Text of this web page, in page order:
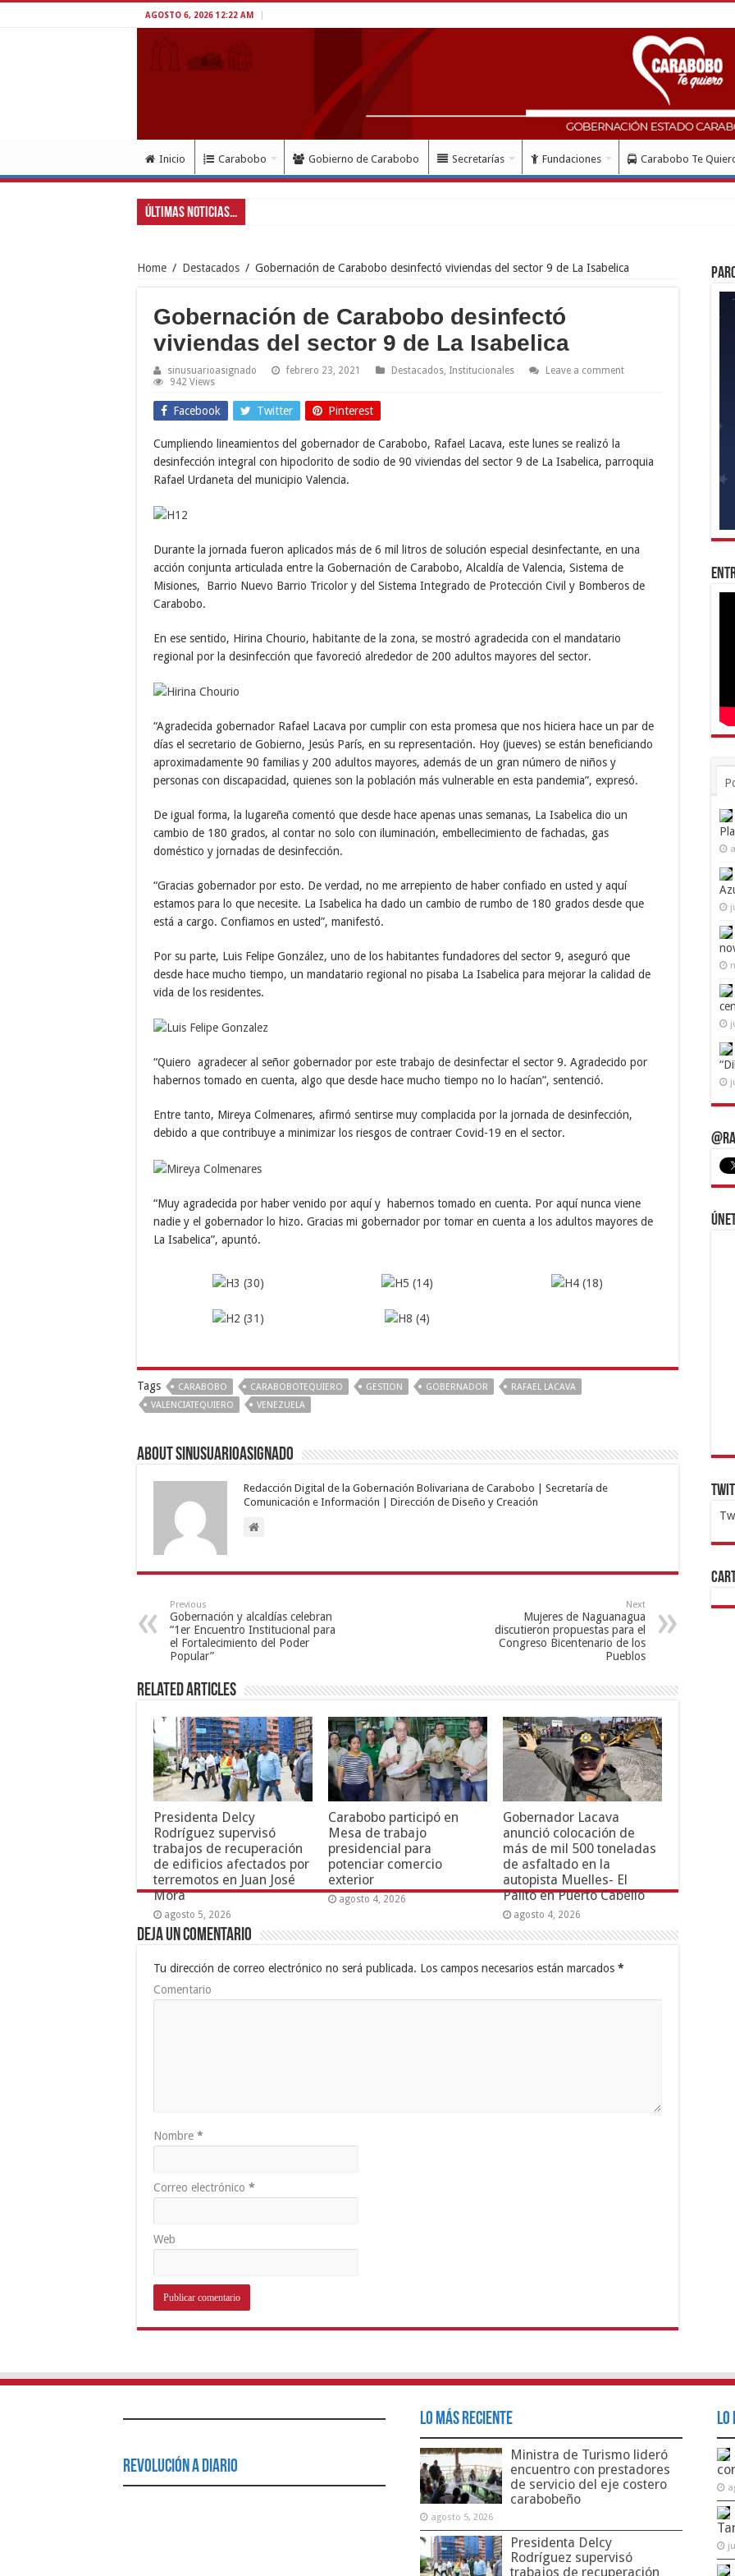
AGOSTO 6, 2026 12:22 AM
Inicio Carabobo Gobierno de Carabobo Secretarías Fundaciones Carabobo Te
Últimas Noticias...
Home / Destacados / Gobernación de Carabobo desinfectó viviendas del sector 9 de La Isabelica
Gobernación de Carabobo desinfectó
viviendas del sector 9 de La Isabelica
sinusuarioasignado febrero 23, 2021 Destacados Institucionales
Leave a comment
942 Views
Facebook Twitter Pinterest
Cumpliendo lineamientos del gobernador de Carabobo, Rafael Lacava, este lunes se realizó la
desinfección integral con hipoclorito de sodio de 90 viviendas del sector 9 de La Isabelica, parroquia
Rafael Urdaneta del municipio Valencia.
Durante la jornada fueron aplicados más de 6 mil litros de solución especial desinfectante, en una
acción conjunta articulada entre la Gobernación de Carabobo, Alcaldía de Valencia, Sistema de
Misiones, Barrio Nuevo Barrio Tricolor y del Sistema Integrado de Protección Civil y Bomberos de
Carabobo.
En ese sentido, Hirina Chourio, habitante de la zona, se mostró agradecida con el mandatario
regional por la desinfección que favoreció alrededor de 200 adultos mayores del sector.
“Agradecida gobernador Rafael Lacava por cumplir con esta promesa que nos hiciera hace un par de
días el secretario de Gobierno, Jesús París, en su representación. Hoy (jueves) se están beneficiando
aproximadamente 90 familias y 200 adultos mayores, además de un gran número de niños y
personas con discapacidad, quienes son la población más vulnerable en esta pandemia”, expresó.
De igual forma, la lugareña comentó que desde hace apenas unas semanas, La Isabelica dio un
cambio de 180 grados, al contar no solo con iluminación, embellecimiento de fachadas, gas
doméstico y jornadas de desinfección.
“Gracias gobernador por esto. De verdad, no me arrepiento de haber confiado en usted y aquí
estamos para lo que necesite. La Isabelica ha dado un cambio de rumbo de 180 grados desde que
está a cargo. Confiamos en usted”, manifestó.
Por su parte, Luis Felipe González, uno de los habitantes fundadores del sector 9, aseguró que
desde hace mucho tiempo, un mandatario regional no pisaba La Isabelica para mejorar la calidad de
vida de los residentes.
“Quiero agradecer al señor gobernador por este trabajo de desinfectar el sector 9. Agradecido por
habernos tomado en cuenta, algo que desde hace mucho tiempo no lo hacían”, sentenció.
Entre tanto, Mireya Colmenares, afirmó sentirse muy complacida por la jornada de desinfección,
debido a que contribuye a minimizar los riesgos de contraer Covid-19 en el sector.
“Muy agradecida por haber venido por aquí y habernos tomado en cuenta. Por aquí nunca viene
nadie y el gobernador lo hizo. Gracias mi gobernador por tomar en cuenta a los adultos mayores de
La Isabelica”, apuntó.
Tags CARABOBO CARABOBOTEQUIERO GESTION GOBERNADOR
RAFAEL LACAVA
VALENCIATEQUIERO
VENEZUELA
About sinusuarioasignado
Redacción Digital de la Gobernación Bolivariana de Carabobo | Secretaría de
Comunicación e Información | Dirección de Diseño y Creación
Previous
Gobernación y alcaldías celebran
“1er Encuentro Institucional para
el Fortalecimiento del Poder
Popular”
Next
Mujeres de Naguanagua
discutieron propuestas para el
Congreso Bicentenario de los
Pueblos
Related Articles
Presidenta Delcy
Rodríguez supervisó
trabajos de recuperación
de edificios afectados por
terremotos en Juan José
Mora
agosto 5, 2026
Carabobo participó en
Mesa de trabajo
presidencial para
potenciar comercio
exterior
agosto 4, 2026
Gobernador Lacava
anunció colocación de
más de mil 500 toneladas
de asfaltado en la
autopista Muelles- El
Palito en Puerto Cabello
agosto 4, 2026
Deja un comentario
Tu dirección de correo electrónico no será publicada. Los campos necesarios están marcados *
Comentario
Nombre *
Correo electrónico *
Web
Revolución a Diario
Lo Más Reciente
Ministra de Turismo lideró
encuentro con prestadores
de servicio del eje costero
carabobeño
agosto 5, 2026
Presidenta Delcy
Rodríguez supervisó
trabajos de recuperación
Lo